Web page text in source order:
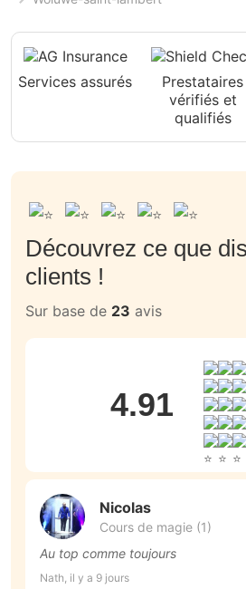
Services assurés
Prestataires
vérifiés et
qualifiés
Découvrez ce que
clients !
Sur base de 23 avis
4.91
Nicolas
Cours de magie (1)
Au top comme toujours
Nath, il y a 9 jours